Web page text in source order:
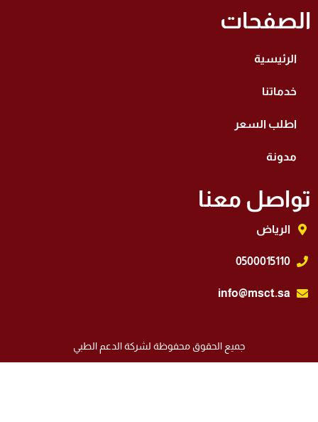
الرئيسية
خدماتنا
اطلب السعر
مدونة
معنا
الرياض
0500015110
info@msct.sa
جميع الحقوق محفوظة لشركة الدعم الطبي